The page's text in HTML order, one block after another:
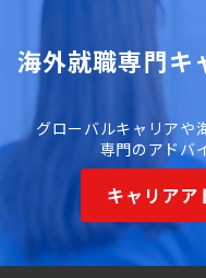
海外就職専門キ
グローバルキャリアや
専門のアドバ
キャリアア